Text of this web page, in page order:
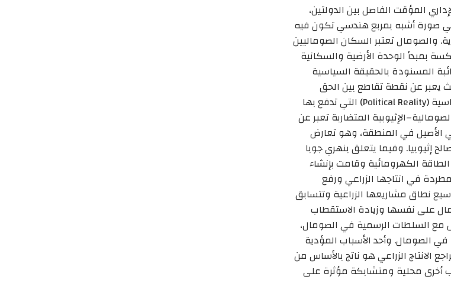
المؤقت الفاصل بين الدولتين،
صورة أشبه بمربع هندسي تكون فيه
والصومال تعتبر السكان الصوماليين
بمبدأ الوحدة الأرضية والسكانية
المسنودة بالحقيقة السياسية
يعبر عن نقطة تقاطع بين الحق
التاريخي (Historical Right) الذي تتبناه الصومال بثبات مع الحقيقة السياسية (Political Reality) التي تدفع بها
المتضاربة تعبر عن
الأصيل في المنطقة، وهو تعارض
المنظمة الوحدة الإفريقية في قراراتها الصادرة منذ عام 1963 لصالح إثيوبيا. وفيما يتعلق بنهري جوبا
الكهرومائية وقامت بإنشاء
في انتاجها الزراعي ورفع
نطاق مشاريعها الزراعية وتتسابق
على نفسها وزيادة الاستقطاب
مع السلطات الرسمية في الصومال،
الصومال. وأحد الأسباب المؤدية
الانتاج الزراعي هو ناتج بالأساس من
أخرى محلية ومتشابكة مؤثرة على